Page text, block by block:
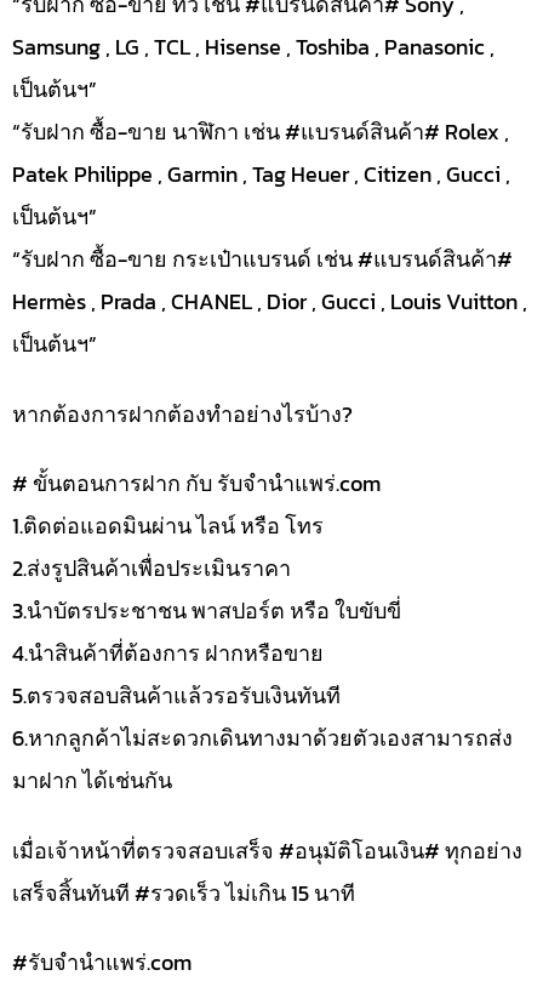
Samsung , LG , TCL , Hisense , Toshiba , Panasonic ,
เป็นต้นฯ”
“รับฝาก ซื้อ-ขาย นาฬิกา เช่น #แบรนด์สินค้า# Rolex ,
Patek Philippe , Garmin , Tag Heuer , Citizen , Gucci ,
เป็นต้นฯ”
“รับฝาก ซื้อ-ขาย กระเป๋าแบรนด์ เช่น #แบรนด์สินค้า#
Hermès , Prada , CHANEL , Dior , Gucci , Louis Vuitton ,
เป็นต้นฯ”
หากต้องการฝากต้องทำอย่างไรบ้าง?
# ขั้นตอนการฝาก กับ รับจำนำแพร่.com
1.ติดต่อแอดมินผ่าน ไลน์ หรือ โทร
2.ส่งรูปสินค้าเพื่อประเมินราคา
3.นำบัตรประชาชน พาสปอร์ต หรือ ใบขับขี่
4.นำสินค้าที่ต้องการ ฝากหรือขาย
5.ตรวจสอบสินค้าแล้วรอรับเงินทันที
6.หากลูกค้าไม่สะดวกเดินทางมาด้วยตัวเองสามารถส่ง
มาฝาก ได้เช่นกัน
เมื่อเจ้าหน้าที่ตรวจสอบเสร็จ #อนุมัติโอนเงิน# ทุกอย่าง
เสร็จสิ้นทันที #รวดเร็ว ไม่เกิน 15 นาที
#รับจํานําแพร่.com